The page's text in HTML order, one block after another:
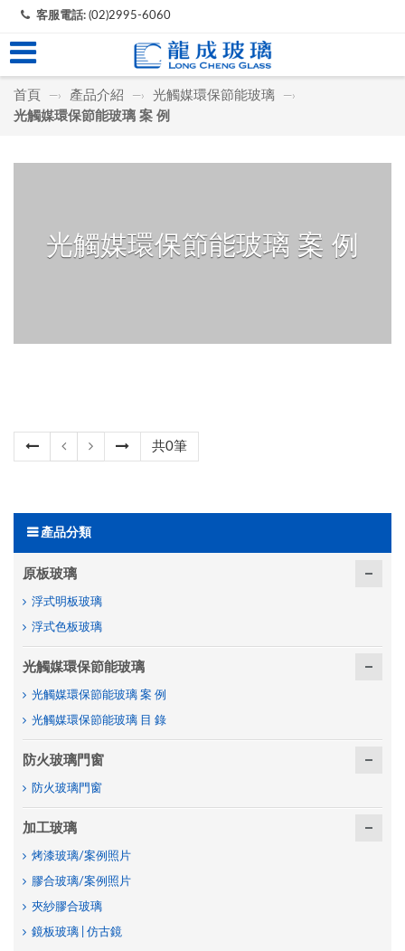
客服電話: (02)2995-6060
首頁 —› 產品介紹 —› 光觸媒環保節能玻璃 —›
光觸媒環保節能玻璃 案 例
光觸媒環保節能玻璃 案 例
共0筆
產品分類
原板玻璃
浮式明板玻璃
浮式色板玻璃
光觸媒環保節能玻璃
光觸媒環保節能玻璃 案 例
光觸媒環保節能玻璃 目 錄
防火玻璃門窗
防火玻璃門窗
加工玻璃
烤漆玻璃/案例照片
膠合玻璃/案例照片
夾紗膠合玻璃
鏡板玻璃 | 仿古鏡